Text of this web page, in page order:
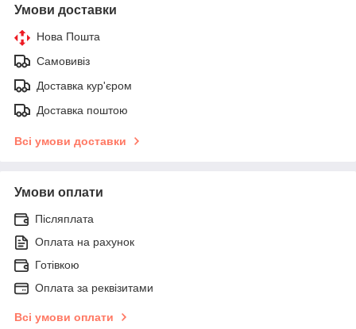
Умови доставки
Нова Пошта
Самовивіз
Доставка кур'єром
Доставка поштою
Всі умови доставки
Умови оплати
Післяплата
Оплата на рахунок
Готівкою
Оплата за реквізитами
Всі умови оплати